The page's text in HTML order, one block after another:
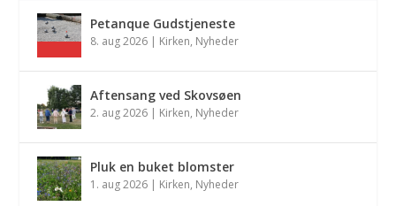
Petanque Gudstjeneste
8. aug 2026 | Kirken, Nyheder
Aftensang ved Skovsøen
2. aug 2026 | Kirken, Nyheder
Pluk en buket blomster
1. aug 2026 | Kirken, Nyheder